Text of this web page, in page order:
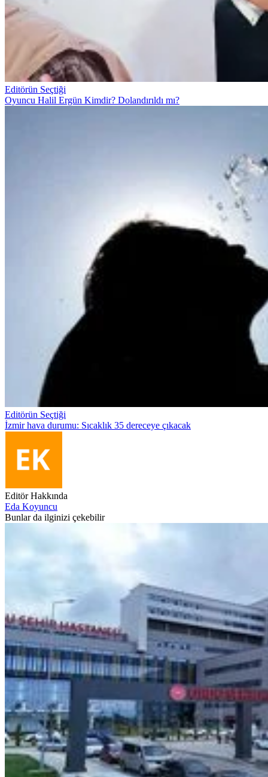
Editörün Seçtiği
Oyuncu Halil Ergün Kimdir? Dolandırıldı mı?
Editörün Seçtiği
İzmir hava durumu: Sıcaklık 35 dereceye çıkacak
Editör Hakkında
Eda Koyuncu
Bunlar da ilginizi çekebilir